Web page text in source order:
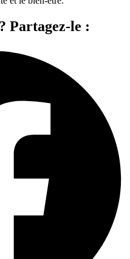
Partagez-le :